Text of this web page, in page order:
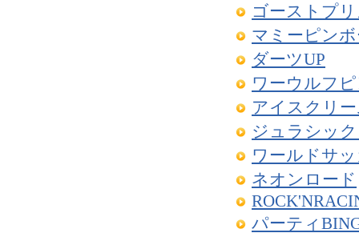
ゴーストプ
マミーピン
ダーツUP
ワーウルフ
アイスクリ
ジュラシッ
ワールドサ
ネオンロード
パーティ